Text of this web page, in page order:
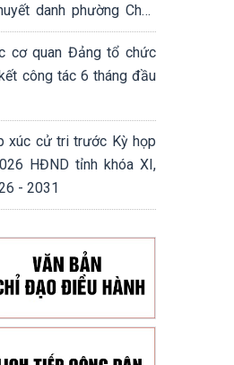
danh phường Châu
cơ quan Đảng tổ chức
công tác 6 tháng đầu
xúc cử tri trước Kỳ họp
HĐND tỉnh khóa XI,
- 2031